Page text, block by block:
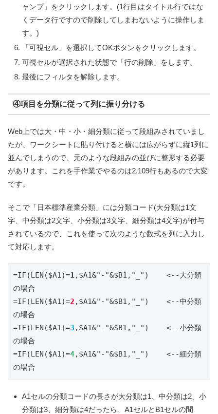
ャンプ」をクリックします。(1行目はタイトル行ではな
くデータ行ですので削除してしまわないように操作しま
す。)
「可視セル」を選択してOKボタンをクリックします。
可視セルが選択された状態で「行の削除」をします。
最後にフィルタを解除します。
④項目を分類に従って列に振り分ける
Web上では大・中・小・細分類に従って段組みされていまし
たが、ワークシートに貼り付けると横には広がらずに縦1列に
並んでしまうので、元のような段組みの並びに整形する必要
があります。これを手作業でやるのは2,109行もあるので大変
です。
そこで「日本標準産業分類」には分類コード(大分類は1文
字、中分類は2文字、小分類は3文字、細分類は4文字)が付与
されているので、これを使って次のような数式を列に入力し
て対応します。
=IF(LEN($A1)=1,$A1&"-"&$B1,"_")    <--大分類
の場合
=IF(LEN($A1)=2 ,$A1&"-"&$B1,"_")    <--中分類
の場合
=IF(LEN($A1)=3 ,$A1&"-"&$B1,"_")    <--小分類
の場合
=IF(LEN($A1)=4,$A1&"-"&$B1,"_")    <--細分類
の場合
A1セルの分類コードの長さが大分類は1、中分類は2、小
分類は3、細分類は4だったら、A1セルとB1セルの間